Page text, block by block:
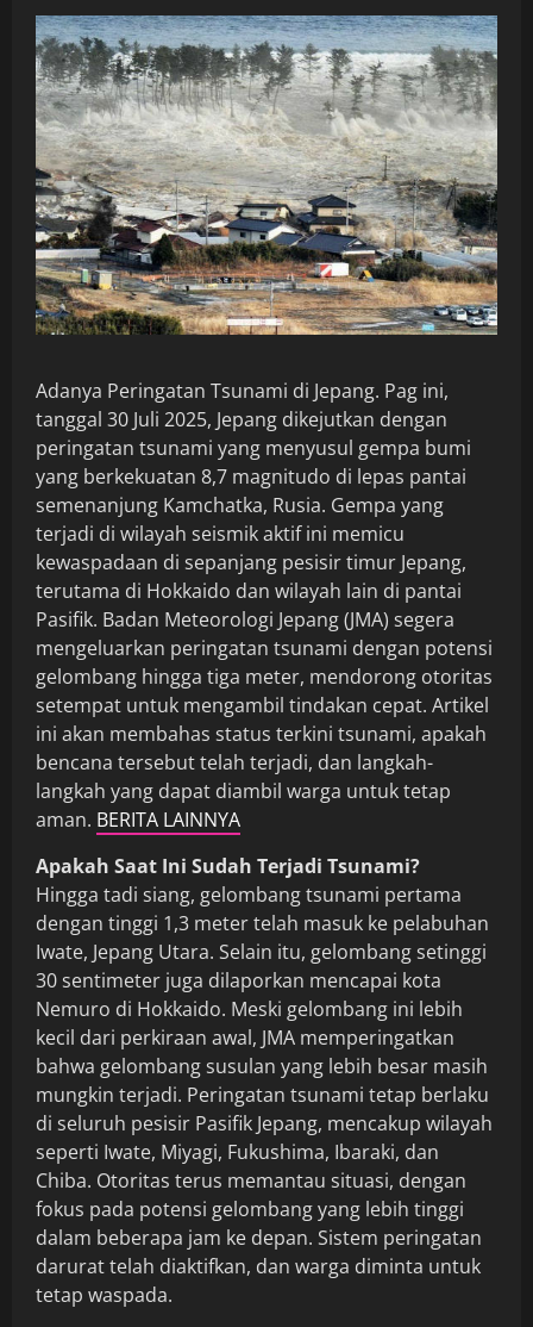
Adanya Peringatan Tsunami di Jepang. Pag ini,
tanggal 30 Juli 2025, Jepang dikejutkan dengan
peringatan tsunami yang menyusul gempa bumi
yang berkekuatan 8,7 magnitudo di lepas pantai
semenanjung Kamchatka, Rusia. Gempa yang
terjadi di wilayah seismik aktif ini memicu
kewaspadaan di sepanjang pesisir timur Jepang,
terutama di Hokkaido dan wilayah lain di pantai
Pasifik. Badan Meteorologi Jepang (JMA) segera
mengeluarkan peringatan tsunami dengan potensi
gelombang hingga tiga meter, mendorong otoritas
setempat untuk mengambil tindakan cepat. Artikel
ini akan membahas status terkini tsunami, apakah
bencana tersebut telah terjadi, dan langkah-
langkah yang dapat diambil warga untuk tetap
aman. BERITA LAINNYA
Apakah Saat Ini Sudah Terjadi Tsunami?
Hingga tadi siang, gelombang tsunami pertama
dengan tinggi 1,3 meter telah masuk ke pelabuhan
Iwate, Jepang Utara. Selain itu, gelombang setinggi
30 sentimeter juga dilaporkan mencapai kota
Nemuro di Hokkaido. Meski gelombang ini lebih
kecil dari perkiraan awal, JMA memperingatkan
bahwa gelombang susulan yang lebih besar masih
mungkin terjadi. Peringatan tsunami tetap berlaku
di seluruh pesisir Pasifik Jepang, mencakup wilayah
seperti Iwate, Miyagi, Fukushima, Ibaraki, dan
Chiba. Otoritas terus memantau situasi, dengan
fokus pada potensi gelombang yang lebih tinggi
dalam beberapa jam ke depan. Sistem peringatan
darurat telah diaktifkan, dan warga diminta untuk
tetap waspada.